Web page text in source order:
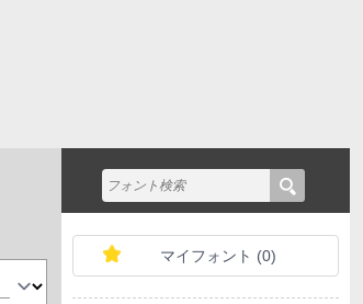
マイフォント (0)